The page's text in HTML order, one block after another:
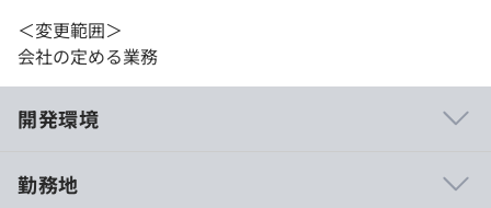
＜変更範囲＞
会社の定める業務
開発環境
勤務地